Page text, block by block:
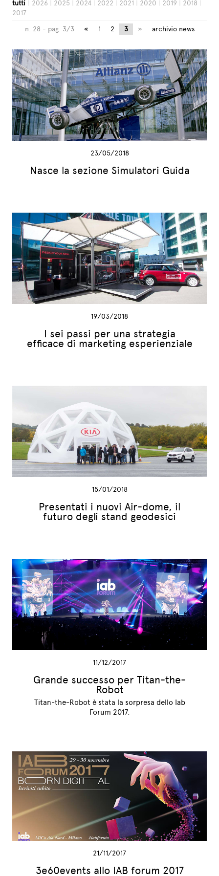
L'ESPERTO RISPONDE
tutti 2026 2025 2024 2022 2021 2020 2019 2018
2017
n. 28 - pag. 3/3
« 1 2 3 » archivio news
23/05/2018
Nasce la sezione Simulatori Guida
19/03/2018
I sei passi per una strategia
efficace di marketing esperienziale
15/01/2018
Presentati i nuovi Air-dome, il
futuro degli stand geodesici
11/12/2017
Grande successo per Titan-the-
Robot
Titan-the-Robot è stata la sorpresa dello Iab
Forum 2017.
21/11/2017
3e60events allo IAB forum 2017